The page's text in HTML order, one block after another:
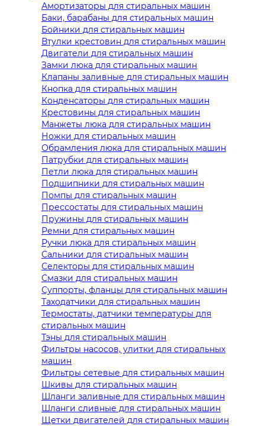
Амортизаторы для стиральных машин
Баки, барабаны для стиральных машин
Бойники для стиральных машин
Втулки крестовин для стиральных машин
Двигатели для стиральных машин
Замки люка для стиральных машин
Клапаны заливные для стиральных машин
Кнопка для стиральных машин
Конденсаторы для стиральных машин
Крестовины для стиральных машин
Манжеты люка для стиральных машин
Ножки для стиральных машин
Обрамления люка для стиральных машин
Патрубки для стиральных машин
Петли люка для стиральных машин
Подшипники для стиральных машин
Помпы для стиральных машин
Прессостаты для стиральных машин
Пружины для стиральных машин
Ремни для стиральных машин
Ручки люка для стиральных машин
Сальники для стиральных машин
Селекторы для стиральных машин
Смазки для стиральных машин
Суппорты, фланцы для стиральных машин
Таходатчики для стиральных машин
Термостаты, датчики температуры для
стиральных машин
Тэны для стиральных машин
Фильтры насосов, улитки для стиральных
машин
Фильтры сетевые для стиральных машин
Шкивы для стиральных машин
Шланги заливные для стиральных машин
Шланги сливные для стиральных машин
Щетки двигателей для стиральных машин